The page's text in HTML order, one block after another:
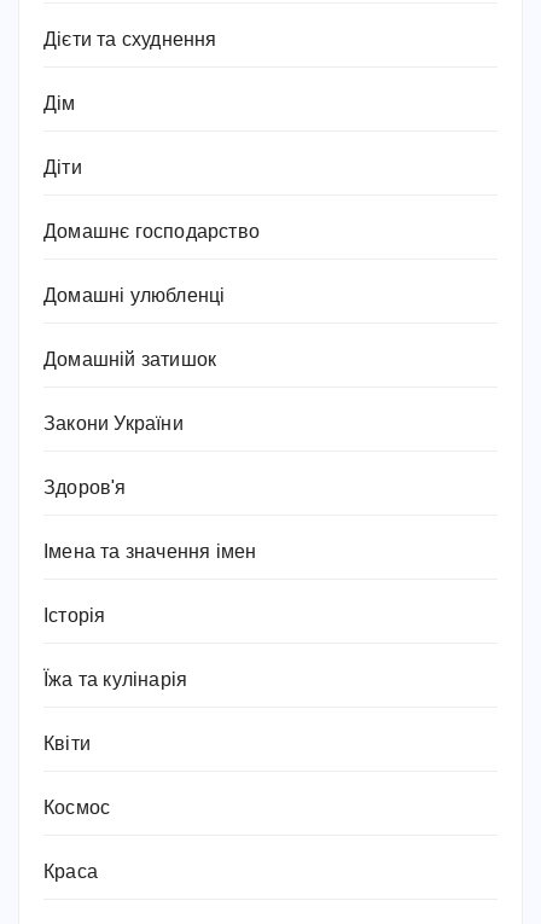
Дієти та схуднення
Дім
Діти
Домашнє господарство
Домашні улюбленці
Домашній затишок
Закони України
Здоров'я
Імена та значення імен
Історія
Їжа та кулінарія
Квіти
Космос
Краса